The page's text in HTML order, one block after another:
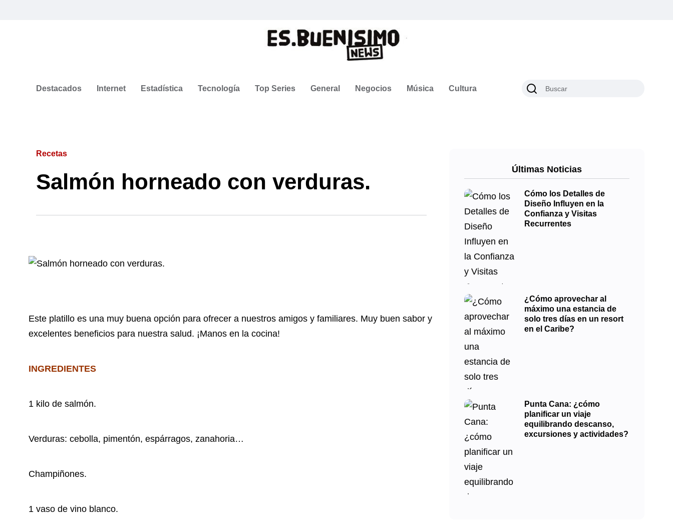
Destacados Internet Estadística Tecnología Top Series General Negocios Música Cultura
Recetas
Salmón horneado con verduras.
Este platillo es una muy buena opción para ofrecer a nuestros amigos y familiares. Muy buen sabor y
excelentes beneficios para nuestra salud. ¡Manos en la cocina!
INGREDIENTES
1 kilo de salmón.
Verduras: cebolla, pimentón, espárragos, zanahoria…
Champiñones.
1 vaso de vino blanco.
Últimas Noticias
Cómo los Detalles de
Diseño Influyen en la
Confianza y Visitas
Recurrentes
¿Cómo aprovechar al
máximo una estancia de
solo tres días en un resort
en el Caribe?
Punta Cana: ¿cómo
planificar un viaje
equilibrando descanso,
excursiones y actividades?